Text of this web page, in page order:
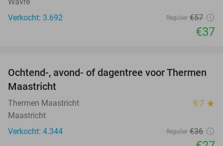
Wavre
Verkocht: 3.692
Regulier €57
€37
25%
Ochtend-, avond- of dagentree voor Thermen
Maastricht
Thermen Maastricht 9.7 star
Maastricht
Verkocht: 4.344
Regulier €36